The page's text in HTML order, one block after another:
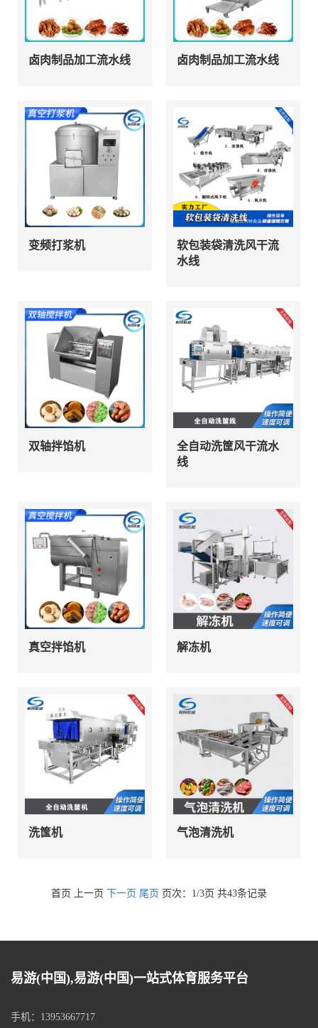
卤肉制品加工流水线 卤肉制品加工流水线
变频打浆机
软包装袋清洗风干流
水线
双轴拌馅机
全自动洗筐风干流水
线
真空拌馅机 解冻机
洗筺机 气泡清洗机
首页 上一页 下一页 尾页 页次：1/3页 共43条记录
易游(中国),易游(中国)一站式体育服务平台
手机：13953667717